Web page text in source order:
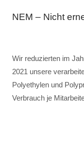
NEM – Nicht
Wir reduzierten im
2021 unsere
Polyethylen und
Verbrauch je